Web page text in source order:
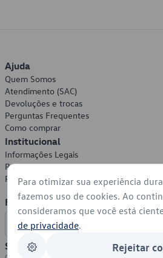
Ajuda
Quem Somos
Atendimento (SAC)
Devoluções e trocas
Perguntas Frequentes
Como comprar
Institucional
Informações Legais
Política de Privacidade
Política de Cookies
Formas de Pagamento
Segurança
Para otimizar sua experiência
fazemos uso de cookies. Ao
consideramos que você está
de privacidade.
Rejeitar